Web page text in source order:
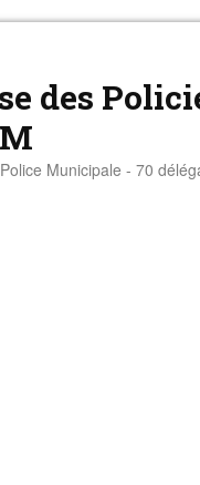
des
Municipale - 70